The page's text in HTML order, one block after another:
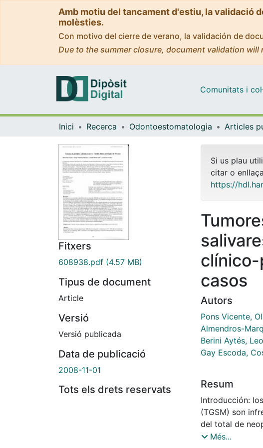
Amb motiu del tancament d'estiu, la validació
molèsties.
Con motivo del cierre de verano, la validación de
Due to the summer closure, document validation
Comunitats i
Inici Recerca Odontoestomatologia
Fitxers
608938.pdf (4.57 MB)
Tipus de document
Article
Versió
Versió publicada
Data de publicació
2008-11-01
Tots els drets reservats
Si us plau
citar o
https://
clínico-
casos
Autors
Pons Vicente,
Almendros-
Berini Aytés,
Gay Escoda,
Resum
Introducción:
(TGSM) son
del total de
baja frecuencia,
Més...